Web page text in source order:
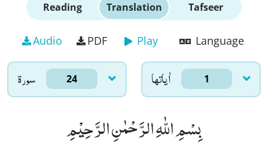
Reading Translation Tafseer
Audio PDF Play Language
سورۃ 24 اٰياتها 1
بِسْمِ اللّٰهِ الرَّحْمٰنِ الرَّحِیْمِ